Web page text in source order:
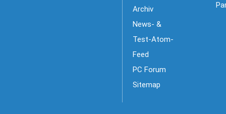
Archiv
News- &
Test-Atom-
Feed
PC Forum
Sitemap